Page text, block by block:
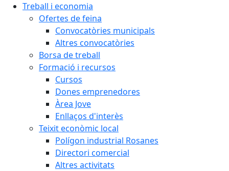
Treball i economia
Ofertes de feina
Convocatòries municipals
Altres convocatòries
Borsa de treball
Formació i recursos
Cursos
Dones emprenedores
Àrea Jove
Enllaços d'interès
Teixit econòmic local
Polígon industrial Rosanes
Directori comercial
Altres activitats